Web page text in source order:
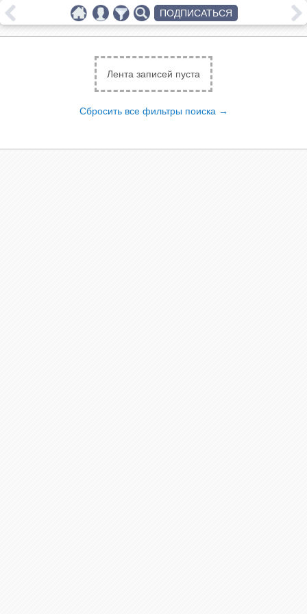
Лента записей пуста
Сбросить все фильтры поиска →
ПОДПИСАТЬСЯ